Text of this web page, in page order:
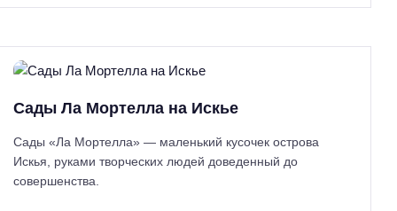
Сады Ла Мортелла на Искье
Сады «Ла Мортелла» — маленький кусочек острова
Искья, руками творческих людей доведенный до
совершенства.